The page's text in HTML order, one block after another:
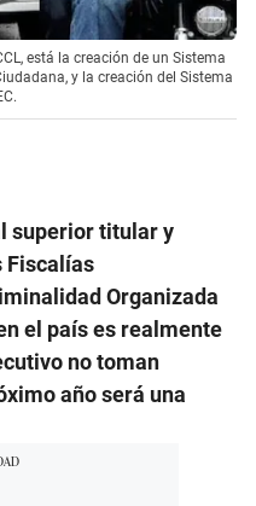
está la creación de un Sistema
y la creación del Sistema
superior titular y
Fiscalías
Organizada
el país es realmente
no toman
año será una